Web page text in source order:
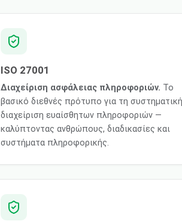
ISO 27001
Διαχείριση ασφάλειας πληροφοριών. Το
βασικό διεθνές πρότυπο για τη συστηματική
διαχείριση ευαίσθητων πληροφοριών —
καλύπτοντας ανθρώπους, διαδικασίες και
συστήματα πληροφορικής.